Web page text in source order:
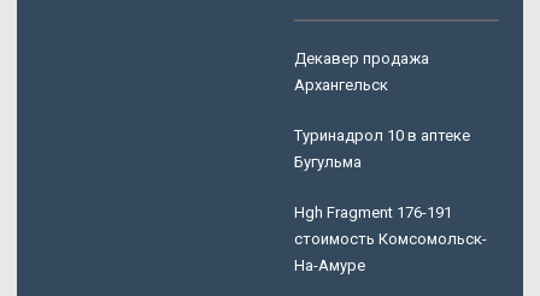
Декавер продажа
Архангельск
Туринадрол 10 в аптеке
Бугульма
Hgh Fragment 176-191
стоимость Комсомольск-
На-Амуре